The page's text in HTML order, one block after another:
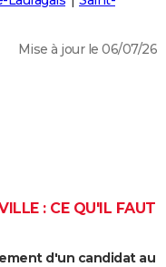
Mise à jour le 06/07/26
: CE QU'IL FAUT
d'un candidat au